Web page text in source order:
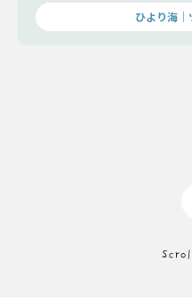
ひより海